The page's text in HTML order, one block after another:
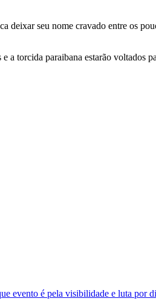
deixar seu nome cravado entre os
a torcida paraibana estarão voltados
evento é pela visibilidade e luta por